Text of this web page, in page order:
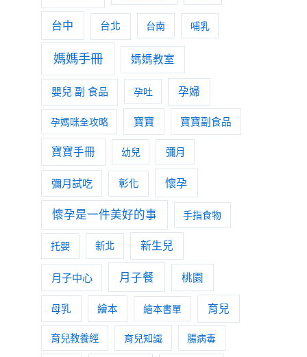
台中 台北 台南 哺乳
媽媽手冊 媽媽教室
嬰兒 副 食品 孕吐 孕婦
孕媽咪全攻略 寶寶 寶寶副食品
寶寶手冊 幼兒 彌月
彌月試吃 彰化 懷孕
懷孕是一件美好的事 手指食物
托嬰 新北 新生兒
月子中心 月子餐 桃園
母乳 繪本 繪本書單 育兒
育兒教養經 育兒知識 腸病毒